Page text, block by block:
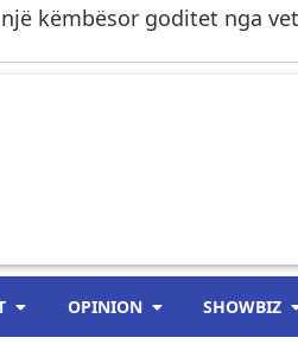
këmbësor goditet nga
OPINION SHOWBIZ